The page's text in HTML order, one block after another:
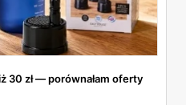
30 zł — porównałam oferty